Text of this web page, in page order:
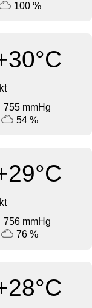
100 %
755 mmHg
54 %
756 mmHg
76 %